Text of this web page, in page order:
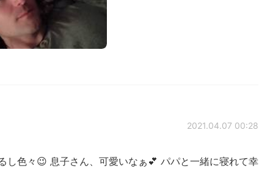
2021.04.07 00:28
し色々😉 息子さん、可愛いなぁ💕 パパと一緒に寝れて幸